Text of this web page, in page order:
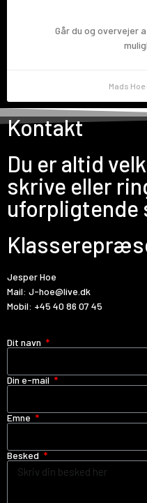
Går du og overvejer
Mads Hoe
Kontakt
Du er altid
skrive eller
uforpligtende
Jesper Hoe
Mail: J-hoe@live.dk
Mobil: +45 40 86 07 45
Dit navn
Din e-mail
Emne
Besked